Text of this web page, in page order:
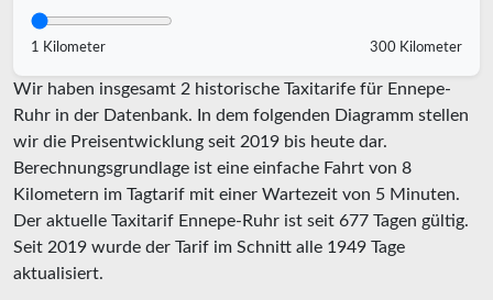
1 Kilometer 300 Kilometer
Wir haben insgesamt 2 historische Taxitarife für Ennepe-
Ruhr in der Datenbank. In dem folgenden Diagramm stellen
wir die Preisentwicklung seit 2019 bis heute dar.
Berechnungsgrundlage ist eine einfache Fahrt von 8
Kilometern im Tagtarif mit einer Wartezeit von 5 Minuten.
Der aktuelle Taxitarif Ennepe-Ruhr ist seit 677 Tagen gültig.
Seit 2019 wurde der Tarif im Schnitt alle 1949 Tage
aktualisiert.